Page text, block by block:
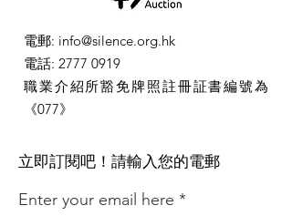
電郵: info@silence.org.hk
電話: 2777 0919
職業介紹所豁免牌照註冊証書編號為
《077》
​立即訂閱吧！請輸入您的電郵
Enter your email here